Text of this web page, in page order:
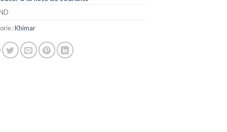
:Khimar